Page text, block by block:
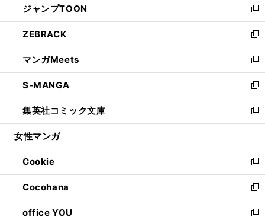
く
で
開
く
ド
ウ
で
開
く
ィ
ン
ド
ウ
で
開
く
い
ウ
ィ
ン
ド
ウ
で
開
く
ジャンプTOON
新
し
い
ウ
ィ
ン
ド
ウ
で
開
ZEBRACK
新
し
い
ウ
ィ
ン
ド
ウ
開
く
マンガMeets
新
し
い
ウ
ィ
ン
ウ
で
開
く
S-MANGA
新
し
い
ウ
ン
ド
ウ
で
開
く
集英社コミック文庫
新
し
ウ
ィ
ン
ド
ウ
で
女性マンガ
Cookie
新
し
い
ウ
ィ
Cocohana
新
し
い
office YOU